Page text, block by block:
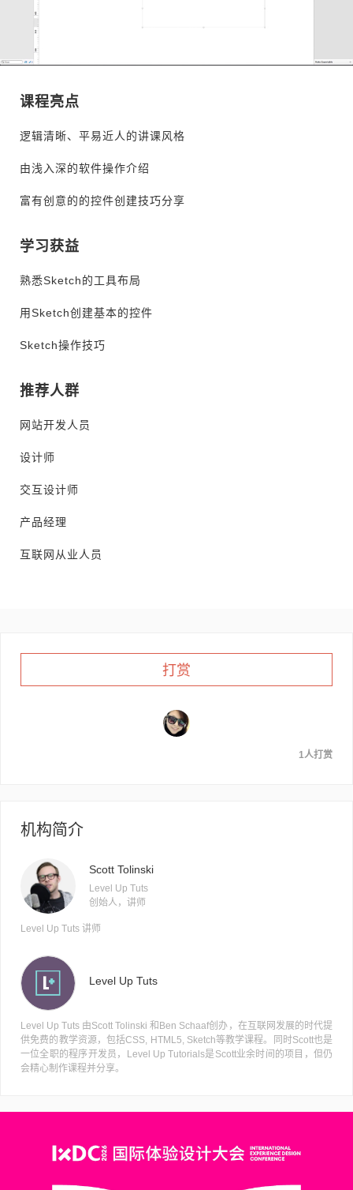
课程亮点
逻辑清晰、平易近人的讲课风格
由浅入深的软件操作介绍
富有创意的的控件创建技巧分享
学习获益
熟悉Sketch的工具布局
用Sketch创建基本的控件
Sketch操作技巧
推荐人群
网站开发人员
设计师
交互设计师
产品经理
互联网从业人员
打赏
1人打赏
机构简介
Scott Tolinski
Level Up Tuts
创始人，讲师
Level Up Tuts 讲师
Level Up Tuts
Level Up Tuts 由Scott Tolinski 和Ben Schaaf创办，在互联网发展的时代提
供免费的教学资源，包括CSS, HTML5, Sketch等教学课程。同时Scott也是
一位全职的程序开发员，Level Up Tutorials是Scott业余时间的项目，但仍
会精心制作课程并分享。